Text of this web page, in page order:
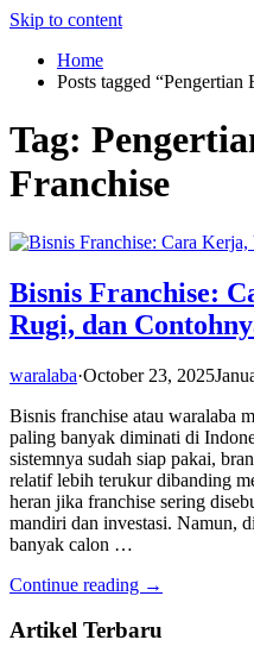
Skip to content
Home
Posts tagged “Pengertian
Tag:
Franchise
Bisnis Franchise:
Rugi, dan
waralaba·October 23, 2025
Bisnis franchise atau waralaba
paling banyak diminati di
sistemnya sudah siap pakai,
relatif lebih terukur dibanding
heran jika franchise sering
mandiri dan investasi. Namun,
banyak calon …
Continue reading →
Artikel Terbaru